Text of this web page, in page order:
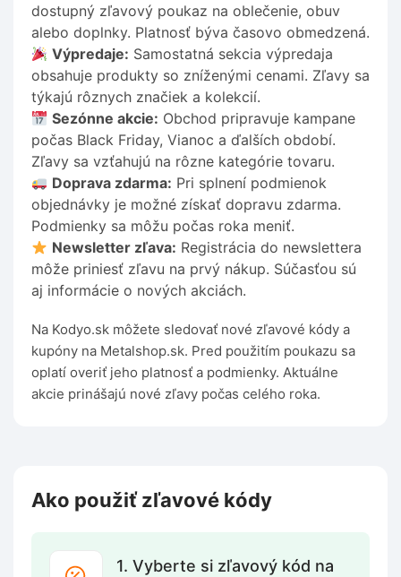
dostupný zľavový poukaz na oblečenie, obuv
alebo doplnky. Platnosť býva časovo obmedzená.
Výpredaje: Samostatná sekcia výpredaja
obsahuje produkty so zníženými cenami. Zľavy sa
týkajú rôznych značiek a kolekcií.
Sezónne akcie: Obchod pripravuje kampane
počas Black Friday, Vianoc a ďalších období.
Zľavy sa vzťahujú na rôzne kategórie tovaru.
Doprava zdarma: Pri splnení podmienok
objednávky je možné získať dopravu zdarma.
Podmienky sa môžu počas roka meniť.
Newsletter zľava: Registrácia do newslettera
môže priniesť zľavu na prvý nákup. Súčasťou sú
aj informácie o nových akciách.
Na Kodyo.sk môžete sledovať nové zľavové kódy a
kupóny na Metalshop.sk. Pred použitím poukazu sa
oplatí overiť jeho platnosť a podmienky. Aktuálne
akcie prinášajú nové zľavy počas celého roka.
Ako použiť zľavové kódy
1. Vyberte si zľavový kód na